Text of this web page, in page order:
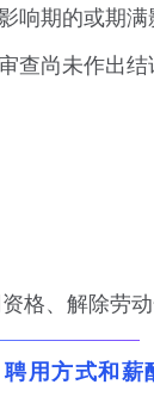
响期的或期满
查尚未作出结
格、解除劳动
聘用方式和薪